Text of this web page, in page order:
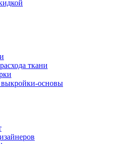
ткани
выкройки-основы